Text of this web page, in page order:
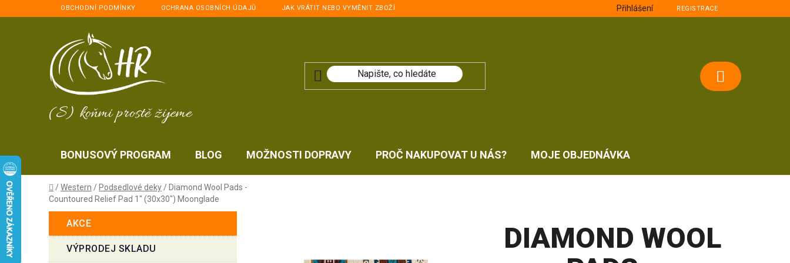
na
OBCHODNÍ PODMÍNKY OCHRANA OSOBNÍCH ÚDAJŮ JAK VRÁTIT NEBO VYMĚNIT ZBOŽÍ Přihlášení REGISTRACE
(S) koňmi prostě žijeme
NÁKUPNÍ
BONUSOVÝ PROGRAM BLOG MOŽNOSTI DOPRAVY PROČ NAKUPOVAT U NÁS? MOJE OBJEDNÁVKA
Domů
/Western / Podsedlové deky / Diamond Wool Pads -
Countoured Relief Pad 1" (30x30") Moonglade
okategorie
AKCE
VÝPRODEJ SKLADU
DIAMOND WOOL